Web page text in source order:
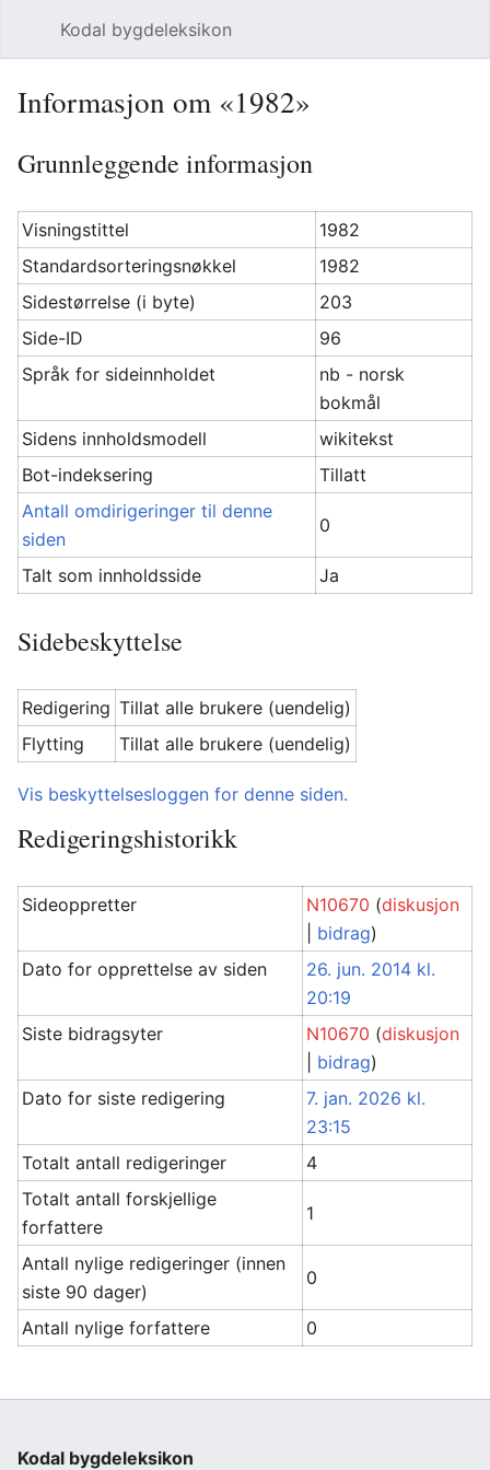
Kodal bygdeleksikon
Informasjon om «1982»
Grunnleggende informasjon
Visningstittel
1982
Standardsorteringsnøkkel
1982
Sidestørrelse (i byte)
203
Side-ID
96
Språk for sideinnholdet
nb - norsk
bokmål
Sidens innholdsmodell
wikitekst
Bot-indeksering
Tillatt
Antall omdirigeringer til denne
siden
0
Talt som innholdsside Ja
Sidebeskyttelse
Redigering Tillat alle brukere (uendelig)
Flytting
Tillat alle brukere (uendelig)
Vis beskyttelsesloggen for denne siden.
Redigeringshistorikk
Sideoppretter N10670 (diskusjon
bidrag)
Dato for opprettelse av siden
26. jun. 2014 kl.
20:19
Siste bidragsyter
N10670 (diskusjon
bidrag)
Dato for siste redigering
7. jan. 2026 kl.
23:15
Totalt antall redigeringer
4
Totalt antall forskjellige
forfattere
1
Antall nylige redigeringer (innen
siste 90 dager)
0
Antall nylige forfattere 0
Kodal bygdeleksikon